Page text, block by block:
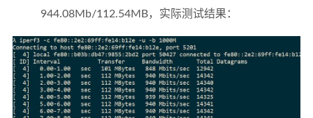
944.08Mb/112.54MB，实际测试结果：